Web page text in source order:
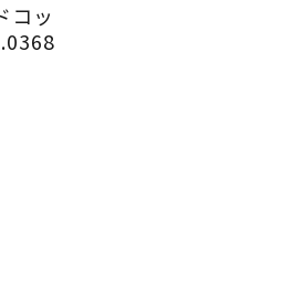
コッ